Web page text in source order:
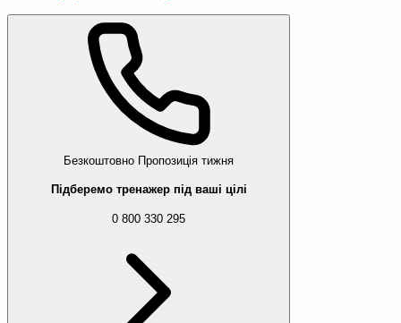
Безкоштовно Пропозиція тижня
Підберемо тренажер під ваші цілі
0 800 330 295